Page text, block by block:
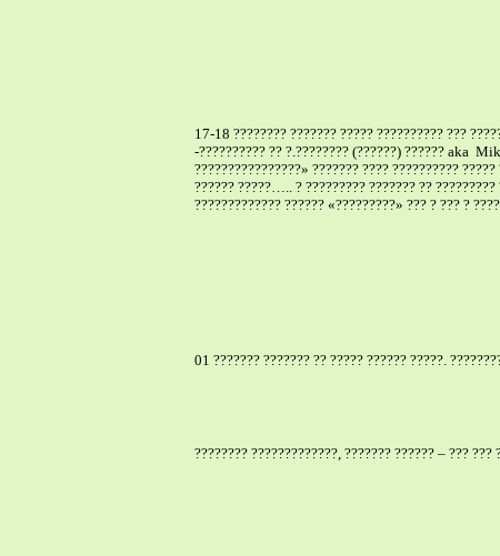
17-18 ???????? ??????? ????? ?????????? ???
-?????????? ?? ?.???????? (??????) ?????? aka
????????????????» ??????? ???? ??????????
?????? ?????….. ? ????????? ??????? ?? ?????????
????????????? ?????? «?????????» ??? ? ??? ?
01 ??????? ??????? ?? ????? ?????? ?????.
???????? ?????????????, ??????? ?????? – ??? ???